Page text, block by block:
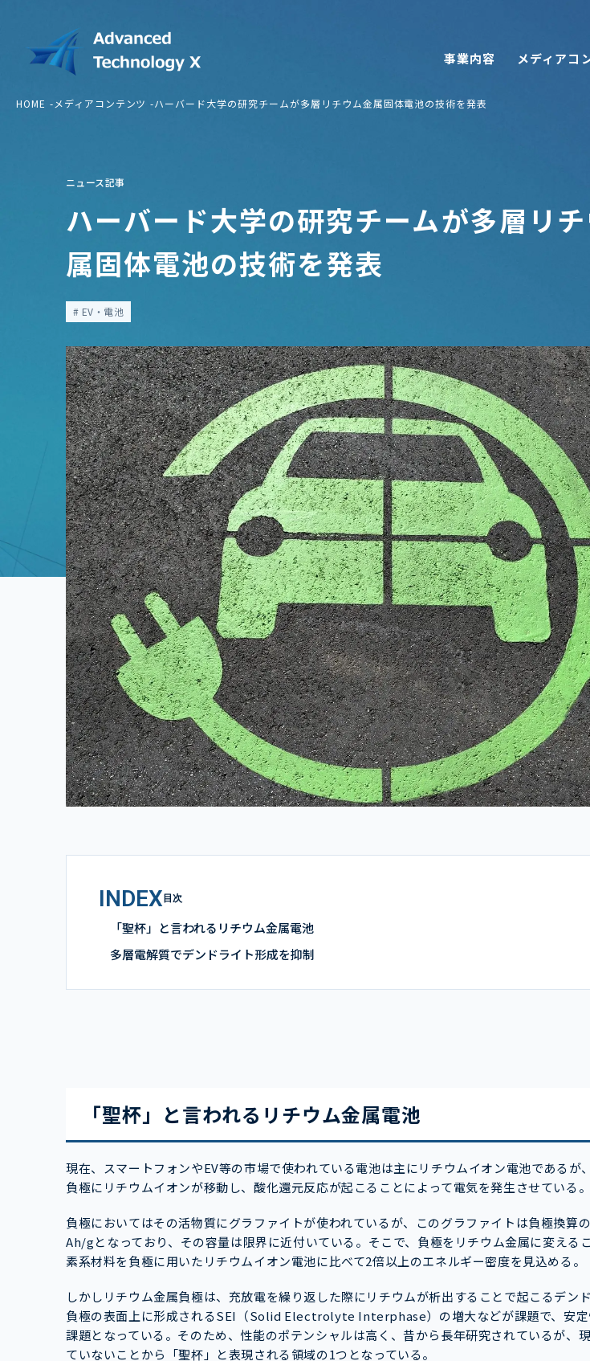
事業内容 メディアコ
HOME メディアコンテンツ ハーバード大学の研究チームが多層リチウム金属固体電池の技術を発表
ニュース記事
ハーバード大学の研究チームが多層リ
属固体電池の技術を発表
EV・電池
INDEX 目次
「聖杯」と言われるリチウム金属電池
多層電解質でデンドライト形成を抑制
「聖杯」と言われるリチウム金属電池
現在、スマートフォンやEV等の市場で使われている電池は主にリチウムイオン電池であるが
負極にリチウムイオンが移動し、酸化還元反応が起こることによって電気を発生させている。
負極においてはその活物質にグラファイトが使われているが、このグラファイトは負極換算
Ah/gとなっており、その容量は限界に近付いている。そこで、負極をリチウム金属に変える
素系材料を負極に用いたリチウムイオン電池に比べて2倍以上のエネルギー密度を見込める。
しかしリチウム金属負極は、充放電を繰り返した際にリチウムが析出することで起こるデン
負極の表面上に形成されるSEI（Solid Electrolyte Interphase）の増大などが課題で、安定
課題となっている。そのため、性能のポテンシャルは高く、昔から長年研究されているが、
ていないことから「聖杯」と表現される領域の1つとなっている。